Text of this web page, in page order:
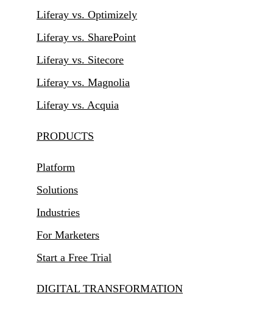
Liferay vs. Optimizely
Liferay vs. SharePoint
Liferay vs. Sitecore
Liferay vs. Magnolia
Liferay vs. Acquia
PRODUCTS
Platform
Solutions
Industries
For Marketers
Start a Free Trial
DIGITAL TRANSFORMATION